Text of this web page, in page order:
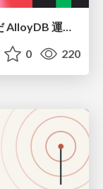
0 220